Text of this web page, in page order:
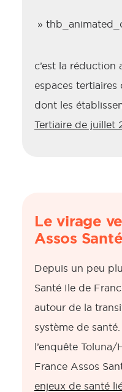
»
c’est la
espaces
dont les
Tertiaire de juillet
Le virage
Assos
Depuis un peu
Santé Ile de
autour de la
système de
l’enquête
France Assos
enjeux de santé